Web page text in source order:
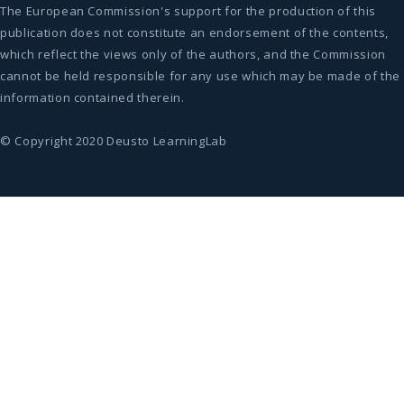
The European Commission's support for the production of this
publication does not constitute an endorsement of the contents,
which reflect the views only of the authors, and the Commission
cannot be held responsible for any use which may be made of the
information contained therein.
© Copyright 2020 Deusto LearningLab